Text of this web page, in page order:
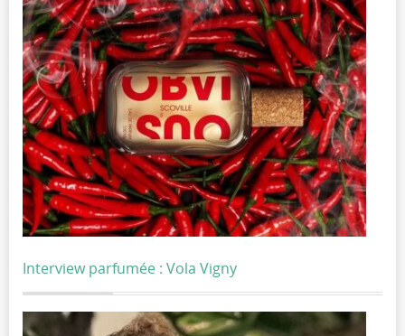
Interview parfumée : Vola Vigny